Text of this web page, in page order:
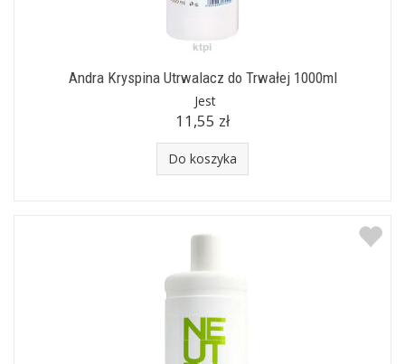
Andra Kryspina Utrwalacz do Trwałej 1000ml
Jest
11,55 zł
Do koszyka